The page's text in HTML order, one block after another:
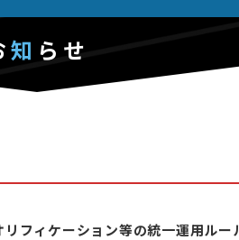
知 らせ
フィケーション等の統一運用ルー